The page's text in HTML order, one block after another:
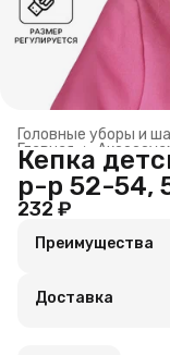
Головные уборы и
Главная ›
Кепка
р-р 52-54,
232 ₽
Преимущества
Удобный возврат
Доставка